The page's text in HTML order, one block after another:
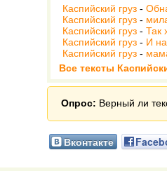
Каспийский груз -
Каспийский груз -
Каспийский груз - Так
Каспийский груз - И
Каспийский груз -
Все тексты
Опрос: Верный ли
Вконтакте